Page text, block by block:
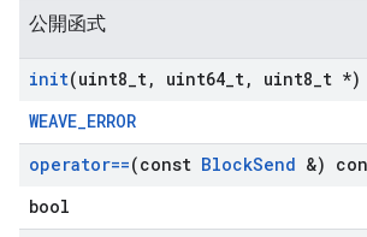
公開函式
init(uint8 t, uint64 t, uint8 t *)
WEAVE_ERROR
operator==(const BlockSend &)
bool